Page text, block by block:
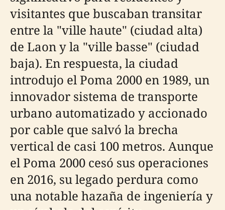
visitantes que buscaban transitar
entre la "ville haute" (ciudad alta)
de Laon y la "ville basse" (ciudad
baja). En respuesta, la ciudad
introdujo el Poma 2000 en 1989, un
innovador sistema de transporte
urbano automatizado y accionado
por cable que salvó la brecha
vertical de casi 100 metros. Aunque
el Poma 2000 cesó sus operaciones
en 2016, su legado perdura como
una notable hazaña de ingeniería y